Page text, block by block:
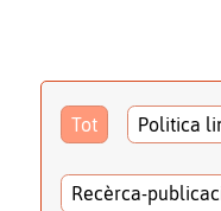
Tot Politica
Recèrca-